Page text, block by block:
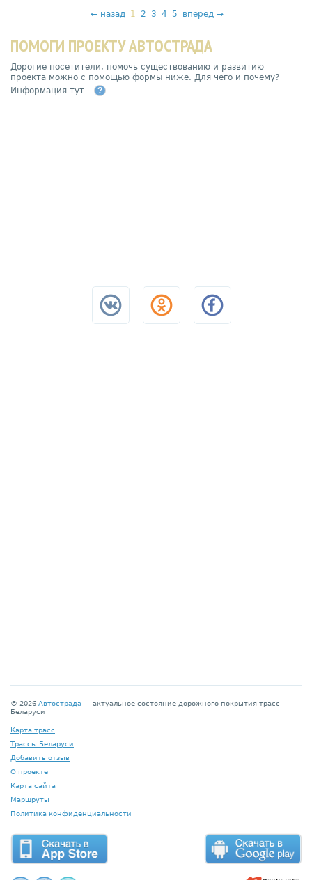
← назад 1 2 3 4 5 вперед →
ПОМОГИ ПРОЕКТУ АВТОСТРАДА
Дорогие посетители, помочь существованию и развитию
проекта можно с помощью формы ниже. Для чего и почему?
Информация тут -
?
© 2026 Автострада — актуальное состояние дорожного покрытия трасс
Беларуси
Карта трасс
Трассы Беларуси
Добавить отзыв
О проекте
Карта сайта
Маршруты
Политика конфиденциальности